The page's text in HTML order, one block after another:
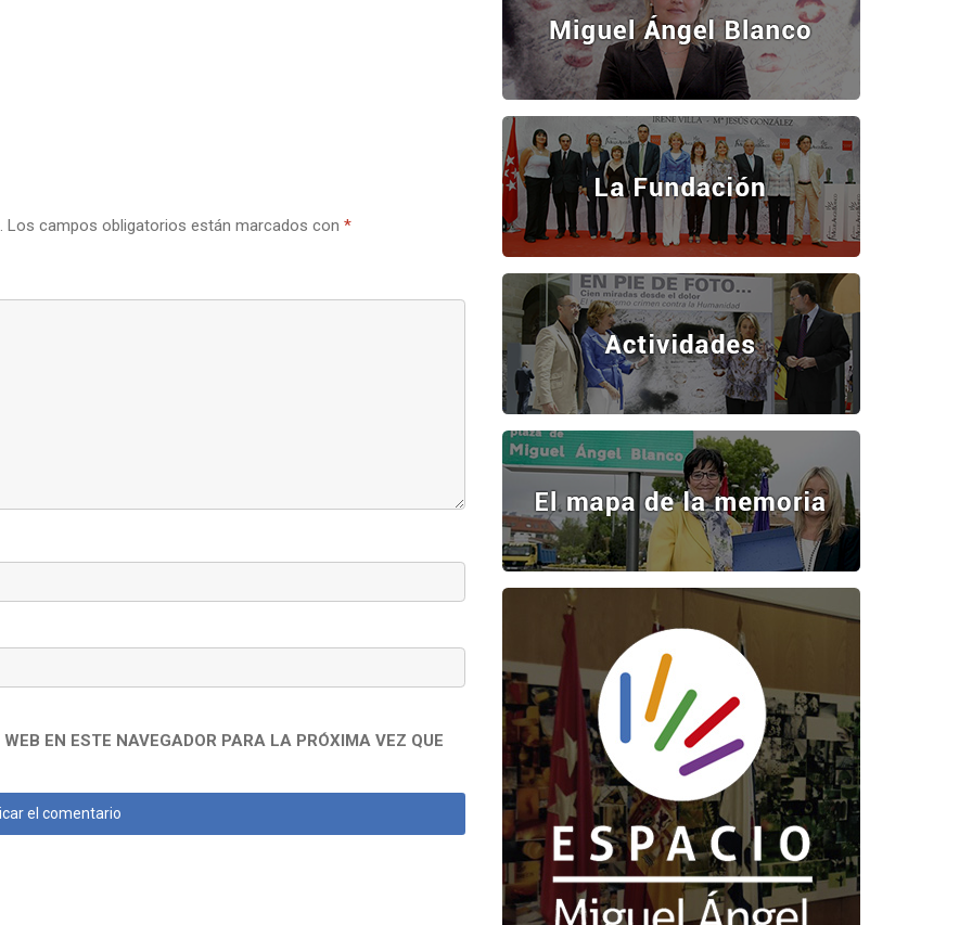
Los campos obligatorios están marcados con *
EN ESTE NAVEGADOR PARA LA PRÓXIMA VEZ QUE